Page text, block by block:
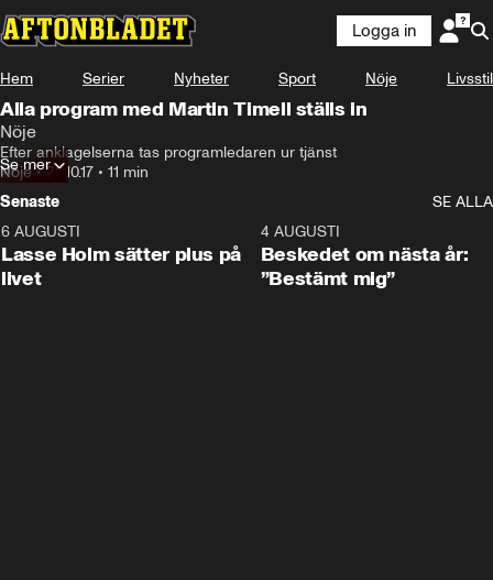
Logga in
Hem Serier Nyheter Sport Nöje Livsstil
Alla program med Martin Timell ställs in
Nöje
Efter anklagelserna tas programledaren ur tjänst
Nöje•20.10.17 • 11 min
Se mer
Senaste
SE ALLA
6 AUGUSTI
Lasse Holm sätter plus på
livet
4 AUGUSTI
Beskedet om nästa år:
”Bestämt mig”